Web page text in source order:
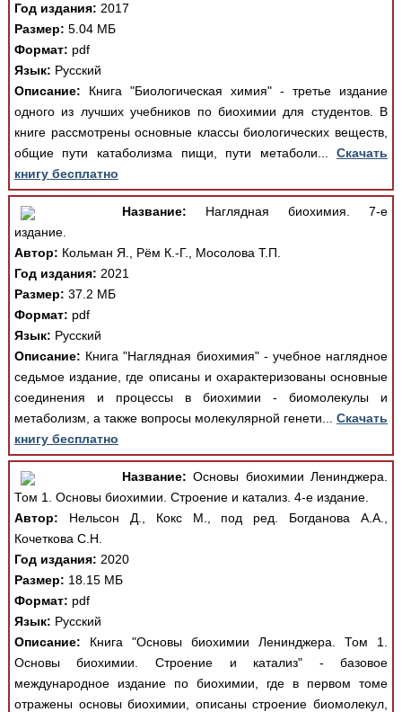
Год издания: 2017
Размер: 5.04 МБ
Формат: pdf
Язык: Русский
Описание: Книга "Биологическая химия" - третье издание
одного из лучших учебников по биохимии для студентов. В
книге рассмотрены основные классы биологических веществ,
общие пути катаболизма пищи, пути метаболи...Скачать
книгу бесплатно
Название: Наглядная биохимия. 7-е
издание.
Автор: Кольман Я., Рём К.-Г., Мосолова Т.П.
Год издания: 2021
Размер: 37.2 МБ
Формат: pdf
Язык: Русский
Описание: Книга "Наглядная биохимия" - учебное наглядное
седьмое издание, где описаны и охарактеризованы основные
соединения и процессы в биохимии - биомолекулы и
метаболизм, а также вопросы молекулярной генети...Скачать
книгу бесплатно
Название: Основы биохимии Ленинджера.
Том 1. Основы биохимии. Строение и катализ. 4-е издание.
Автор: Нельсон Д., Кокс М., под ред. Богданова А.А.,
Кочеткова С.Н.
Год издания: 2020
Размер: 18.15 МБ
Формат: pdf
Язык: Русский
Описание: Книга "Основы биохимии Ленинджера. Том 1.
Основы биохимии. Строение и катализ" - базовое
международное издание по биохимии, где в первом томе
отражены основы биохимии, описаны строение биомолекул,